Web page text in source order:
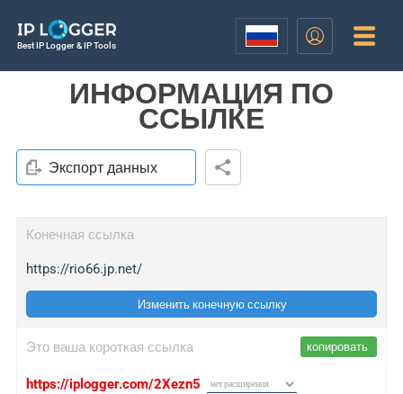
Best IP Logger & IP Tools
ИНФОРМАЦИЯ ПО
ССЫЛКЕ
Экспорт данных
Конечная ссылка
https://rio66.jp.net/
Изменить конечную ссылку
Это ваша короткая ссылка копировать
https://iplogger.com/2Xezn5